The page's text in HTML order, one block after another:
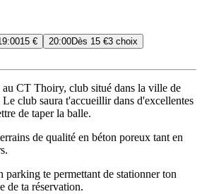
15 € 20:00Dès 15 €3 choix
au CT Thoiry, club situé dans la ville de
club saura t'accueillir dans d'excellentes
de taper la balle.
de qualité en béton poreux tant en
parking te permettant de stationner ton
de ta réservation.